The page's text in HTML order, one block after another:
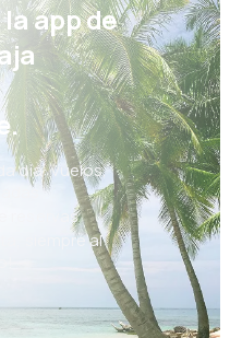
la app de
día: vuelos,
reservas
siempre al